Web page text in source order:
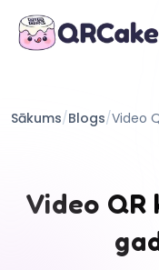
Cenas
Sākums/Blogs/Video
Video QR